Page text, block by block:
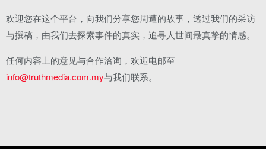
欢迎您在这个平台，向我们分享您周遭的故事，透过我们的采访
与撰稿，由我们去探索事件的真实，追寻人世间最真挚的情感。
任何内容上的意见与合作洽询，欢迎电邮至
info@truthmedia.com.my与我们联系。